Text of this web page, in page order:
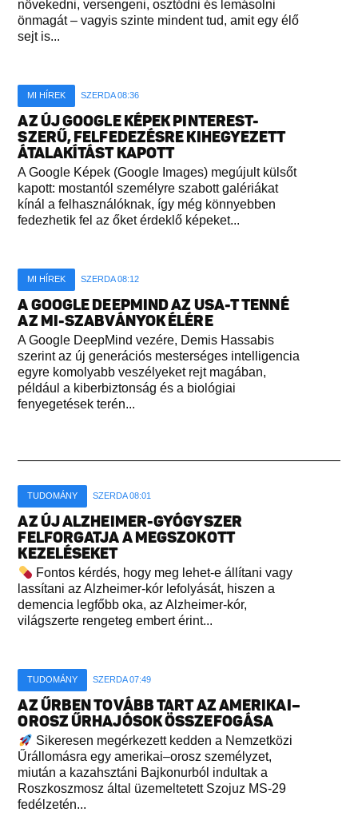
növekedni, versengeni, osztódni és lemásolni
önmagát – vagyis szinte mindent tud, amit egy élő
sejt is...
MI HÍREK SZERDA 08:36
AZ ÚJ GOOGLE KÉPEK PINTEREST-
SZERŰ, FELFEDEZÉSRE KIHEGYEZETT
ÁTALAKÍTÁST KAPOTT
A Google Képek (Google Images) megújult külsőt
kapott: mostantól személyre szabott galériákat
kínál a felhasználóknak, így még könnyebben
fedezhetik fel az őket érdeklő képeket...
MI HÍREK SZERDA 08:12
A GOOGLE DEEPMIND AZ USA-T TENNÉ
AZ MI-SZABVÁNYOK ÉLÉRE
A Google DeepMind vezére, Demis Hassabis
szerint az új generációs mesterséges intelligencia
egyre komolyabb veszélyeket rejt magában,
például a kiberbiztonság és a biológiai
fenyegetések terén...
TUDOMÁNY SZERDA 08:01
AZ ÚJ ALZHEIMER-GYÓGYSZER
FELFORGATJA A MEGSZOKOTT
KEZELÉSEKET
Fontos kérdés, hogy meg lehet-e állítani vagy
lassítani az Alzheimer-kór lefolyását, hiszen a
demencia legfőbb oka, az Alzheimer-kór,
világszerte rengeteg embert érint...
TUDOMÁNY SZERDA 07:49
AZ ŰRBEN TOVÁBB TART AZ AMERIKAI–
OROSZ ŰRHAJÓSOK ÖSSZEFOGÁSA
Sikeresen megérkezett kedden a Nemzetközi
Űrállomásra egy amerikai–orosz személyzet,
miután a kazahsztáni Bajkonurból indultak a
Roszkoszmosz által üzemeltetett Szojuz MS-29
fedélzetén...